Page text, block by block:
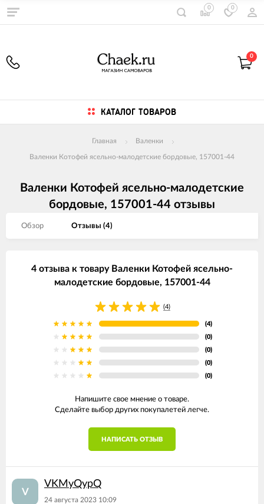
0 0
0
КАТАЛОГ ТОВАРОВ
Главная Валенки
Валенки Котофей ясельно-малодетские бордовые, 157001-44
Валенки Котофей ясельно-малодетские
бордовые, 157001-44 отзывы
Обзор Отзывы (4)
4 отзыва к товару Валенки Котофей ясельно-
малодетские бордовые, 157001-44
(4)
(4)
(0)
(0)
(0)
(0)
Напишите свое мнение о товаре.
Сделайте выбор других покупалетей легче.
НАПИСАТЬ ОТЗЫВ
V
VKMyQypQ
24 августа 2023 10:09